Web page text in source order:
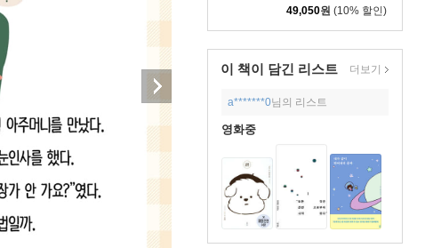
49,050원 (10% 할인)
이 책이 담긴 리스트 더보기
a*******0님의 리스트
영화중